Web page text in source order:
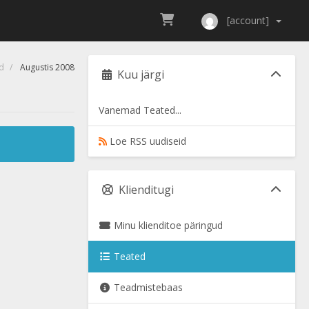
[account]
Augustis 2008 Kuu järgi
Vanemad Teated...
Loe RSS uudiseid
Klienditugi
Minu klienditoe päringud
Teated
Teadmistebaas